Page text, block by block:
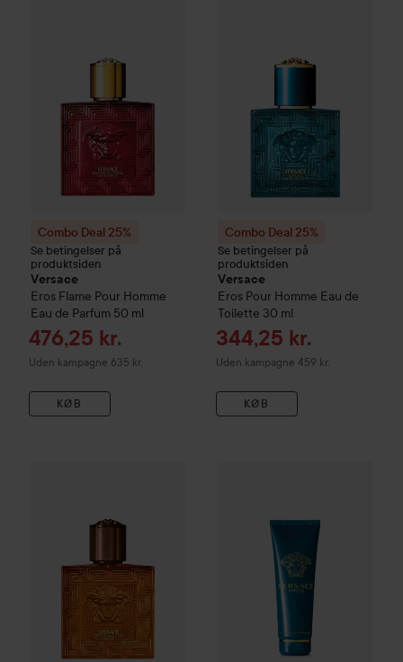
Combo Deal 25%
Se betingelser på
produktsiden
Versace
Eros Flame Pour Homme
Eau de Parfum 50 ml
Tilbudspris
476,25 kr.
Uden kampagne 635 kr.
KØB
Combo Deal 25%
Se betingelser på
produktsiden
Versace
Eros Pour Homme Eau de
Toilette 30 ml
Tilbudspris
344,25 kr.
Uden kampagne 459 kr.
KØB